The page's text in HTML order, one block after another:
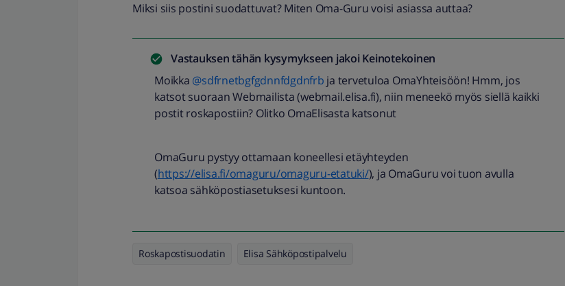
Miksi siis postini suodattuvat? Miten Oma-Guru voisi asiassa auttaa?
Vastauksen tähän kysymykseen jakoi Keinotekoinen
Moikka @sdfrnetbgfgdnnfdgdnfrb ja tervetuloa OmaYhteisöön! Hmm, jos
katsot suoraan Webmailista (webmail.elisa.fi), niin meneekö myös siellä kaikki
postit roskapostiin? Olitko OmaElisasta katsonut
OmaGuru pystyy ottamaan koneellesi etäyhteyden
(https://elisa.fi/omaguru/omaguru-etatuki/), ja OmaGuru voi tuon avulla
katsoa sähköpostiasetuksesi kuntoon.
Roskapostisuodatin Elisa Sähköpostipalvelu